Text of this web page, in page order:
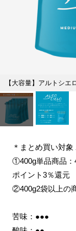
【大容量】アルトシエ
＊まとめ買い対
①400g単品商品：
ポイント3％還元
②400g2袋以上の
苦味：●●●